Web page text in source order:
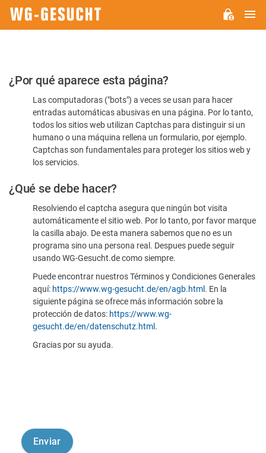
Por
favor,
confirme
humano
¿Por qué aparece esta página?
Las computadoras ("bots") a veces se usan para hacer
entradas automáticas abusivas en una página. Por lo tanto,
todos los sitios web utilizan Captchas para distinguir si un
humano o una máquina rellena un formulario, por ejemplo.
Captchas son fundamentales para proteger los sitios web y
los servicios.
¿Qué se debe hacer?
Resolviendo el captcha asegura que ningún bot visita
automáticamente el sitio web. Por lo tanto, por favor marque
la casilla abajo. De esta manera sabemos que no es un
programa sino una persona real. Despues puede seguir
usando WG-Gesucht.de como siempre.
Puede encontrar nuestros Términos y Condiciones Generales
aquí: https://www.wg-gesucht.de/en/agb.html . En la
siguiente página se ofrece más información sobre la
protección de datos: https://www.wg-
gesucht.de/en/datenschutz.html .
Gracias por su ayuda.